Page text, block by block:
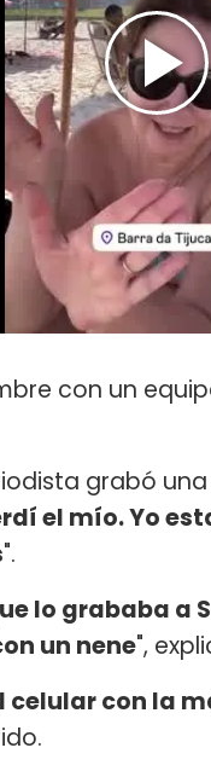
con un
grabó
el mío. Yo
".
lo grababa a
un nene",
celular con la